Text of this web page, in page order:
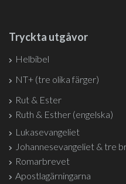
Tryckta utgåvor
Helbibel
NT+ (tre olika färger)
Rut & Ester
Ruth & Esther (engelska)
Lukasevangeliet
Johannesevangeliet & tre
Romarbrevet
Apostlagärningarna